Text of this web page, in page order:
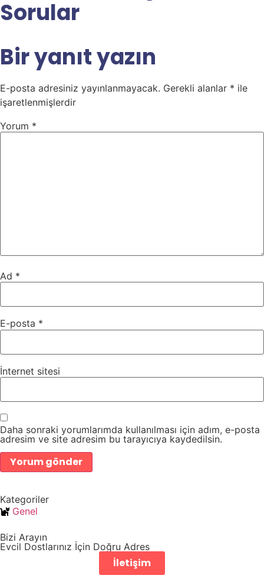
Sorular
Bir yanıt yazın
E-posta adresiniz yayınlanmayacak. Gerekli alanlar * ile
işaretlenmişlerdir
Yorum *
Ad *
E-posta *
İnternet sitesi
Daha sonraki yorumlarımda kullanılması için adım, e-posta
adresim ve site adresim bu tarayıcıya kaydedilsin.
Kategoriler
Genel
Bizi Arayın
Evcil Dostlarınız İçin Doğru Adres
İletişim